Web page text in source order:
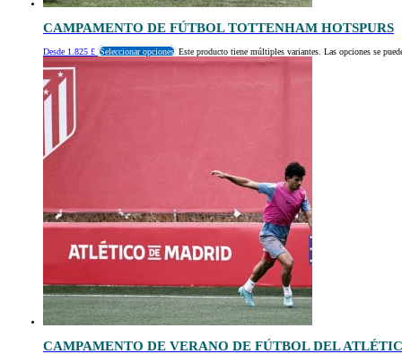
CAMPAMENTO DE FÚTBOL TOTTENHAM HOTSPURS
Desde 1.825 £ Seleccionar opciones Este producto tiene múltiples variantes. Las opciones se
CAMPAMENTO DE VERANO DE FÚTBOL DEL